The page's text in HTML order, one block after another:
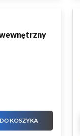
DO KOSZYKA